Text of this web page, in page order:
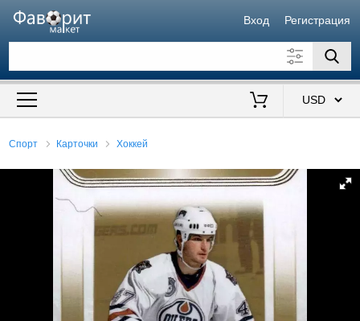
Вход Регистрация
Искать также в описании
Спорт Карточки Хоккей